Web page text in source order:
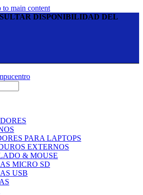
to main content
DISPONIBILIDAD DEL
PARA LAPTOPS
EXTERNOS
& MOUSE
MICRO SD
USB